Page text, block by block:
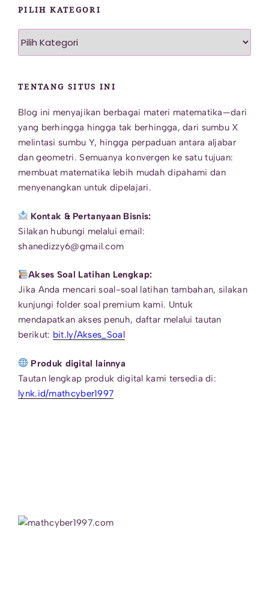
PILIH KATEGORI
TENTANG SITUS INI
Blog ini menyajikan berbagai materi matematika—dari
yang berhingga hingga tak berhingga, dari sumbu X
melintasi sumbu Y, hingga perpaduan antara aljabar
dan geometri. Semuanya konvergen ke satu tujuan:
membuat matematika lebih mudah dipahami dan
menyenangkan untuk dipelajari.
Kontak & Pertanyaan Bisnis:
Silakan hubungi melalui email:
shanedizzy6@gmail.com
Akses Soal Latihan Lengkap:
Jika Anda mencari soal-soal latihan tambahan, silakan
kunjungi folder soal premium kami. Untuk
mendapatkan akses penuh, daftar melalui tautan
berikut: bit.ly/Akses_Soal
Produk digital lainnya
Tautan lengkap produk digital kami tersedia di:
lynk.id/mathcyber1997